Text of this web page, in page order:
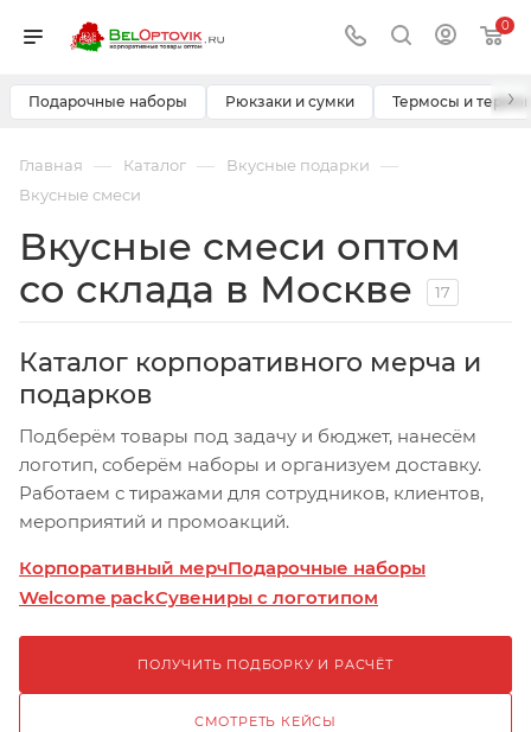
0
Подарочные наборы Рюкзаки и сумки Термосы и ›
Главная — Каталог — Вкусные подарки —
Вкусные смеси
Вкусные смеси оптом
со склада в Москве
17
Каталог корпоративного мерча и
подарков
Подберём товары под задачу и бюджет, нанесём
логотип, соберём наборы и организуем доставку.
Работаем с тиражами для сотрудников, клиентов,
мероприятий и промоакций.
Корпоративный мерчПодарочные наборы
Welcome packСувениры с логотипом
ПОЛУЧИТЬ ПОДБОРКУ И РАСЧЁТ
СМОТРЕТЬ КЕЙСЫ